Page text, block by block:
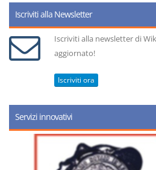
Iscriviti alla Newsletter
Iscriviti alla newsletter di
aggiornato!
Iscriviti ora
Servizi innovativi